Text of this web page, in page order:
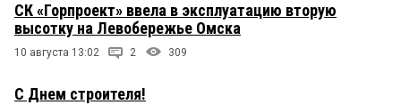
СК «Горпроект» ввела в эксплуатацию вторую
высотку на Левобережье Омска
10 августа 13:02 2 309
С Днем строителя!